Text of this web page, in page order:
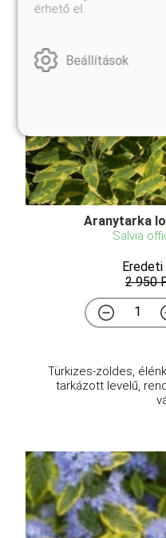
Aranytarka
Salvia
Eredeti
2 950
Türkizes-zöldes,
tarkázott levelű,
érhető el.
Beállítások